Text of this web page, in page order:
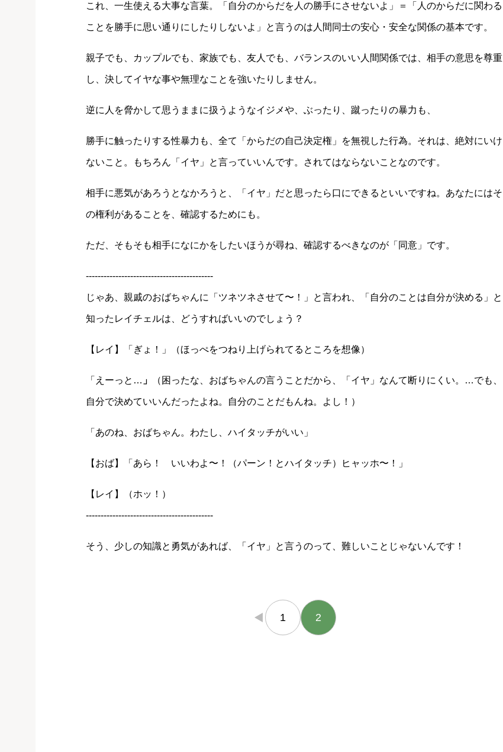
これ、一生使える大事な言葉。「自分のからだを人の勝手にさせないよ」＝「人のからだに関わる
ことを勝手に思い通りにしたりしないよ」と言うのは人間同士の安心・安全な関係の基本です。
親子でも、カップルでも、家族でも、友人でも、バランスのいい人間関係では、相手の意思を尊重
し、決してイヤな事や無理なことを強いたりしません。
逆に人を脅かして思うままに扱うようなイジメや、ぶったり、蹴ったりの暴力も、
勝手に触ったりする性暴力も、全て「からだの自己決定権」を無視した行為。それは、絶対にいけ
ないこと。もちろん「イヤ」と言っていいんです。されてはならないことなのです。
相手に悪気があろうとなかろうと、「イヤ」だと思ったら口にできるといいですね。あなたにはそ
の権利があることを、確認するためにも。
ただ、そもそも相手になにかをしたいほうが尋ね、確認するべきなのが「同意」です。
-------------------------------------------
じゃあ、親戚のおばちゃんに「ツネツネさせて〜！」と言われ、「自分のことは自分が決める」と
知ったレイチェルは、どうすればいいのでしょう？
【レイ】「ぎょ！」（ほっぺをつねり上げられてるところを想像）
「えーっと… 」 （困ったな、おばちゃんの言うことだから、「イヤ」なんて断りにくい。…でも、
自分で決めていいんだったよね。自分のことだもんね。よし！）
「あのね、おばちゃん。わたし、ハイタッチがいい」
【おば】「あら！ いいわよ〜！（パーン！とハイタッチ）ヒャッホ〜！」
【レイ】（ホッ！）
-------------------------------------------
そう、少しの知識と勇気があれば、「イヤ」と言うのって、難しいことじゃないんです！
← 1 2